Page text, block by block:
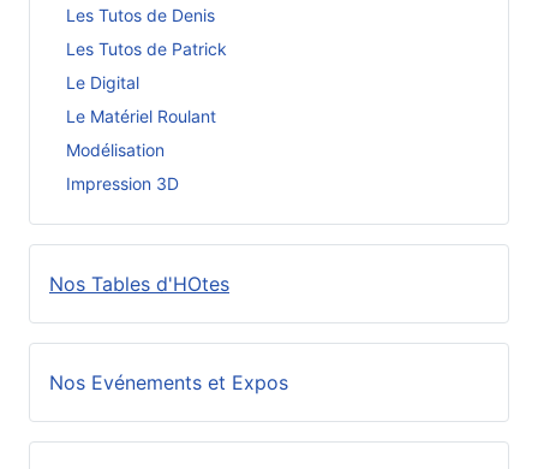
Les Tutos de Denis
Les Tutos de Patrick
Le Digital
Le Matériel Roulant
Modélisation
Impression 3D
Nos Tables d'HOtes
Nos Evénements et Expos